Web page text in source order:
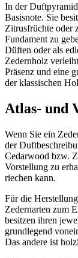
In der
Basisnote. Sie
Zitrusfrüchte oder
Fundament zu
Düften oder als
Zedernholz
Präsenz und eine
der klassischen
Atlas- und
Wenn Sie ein
der
Cedarwood bzw.
Vorstellung zu
riechen kann.
Für die
Zedernarten zum
besitzen ihren
grundlegend
Das andere ist